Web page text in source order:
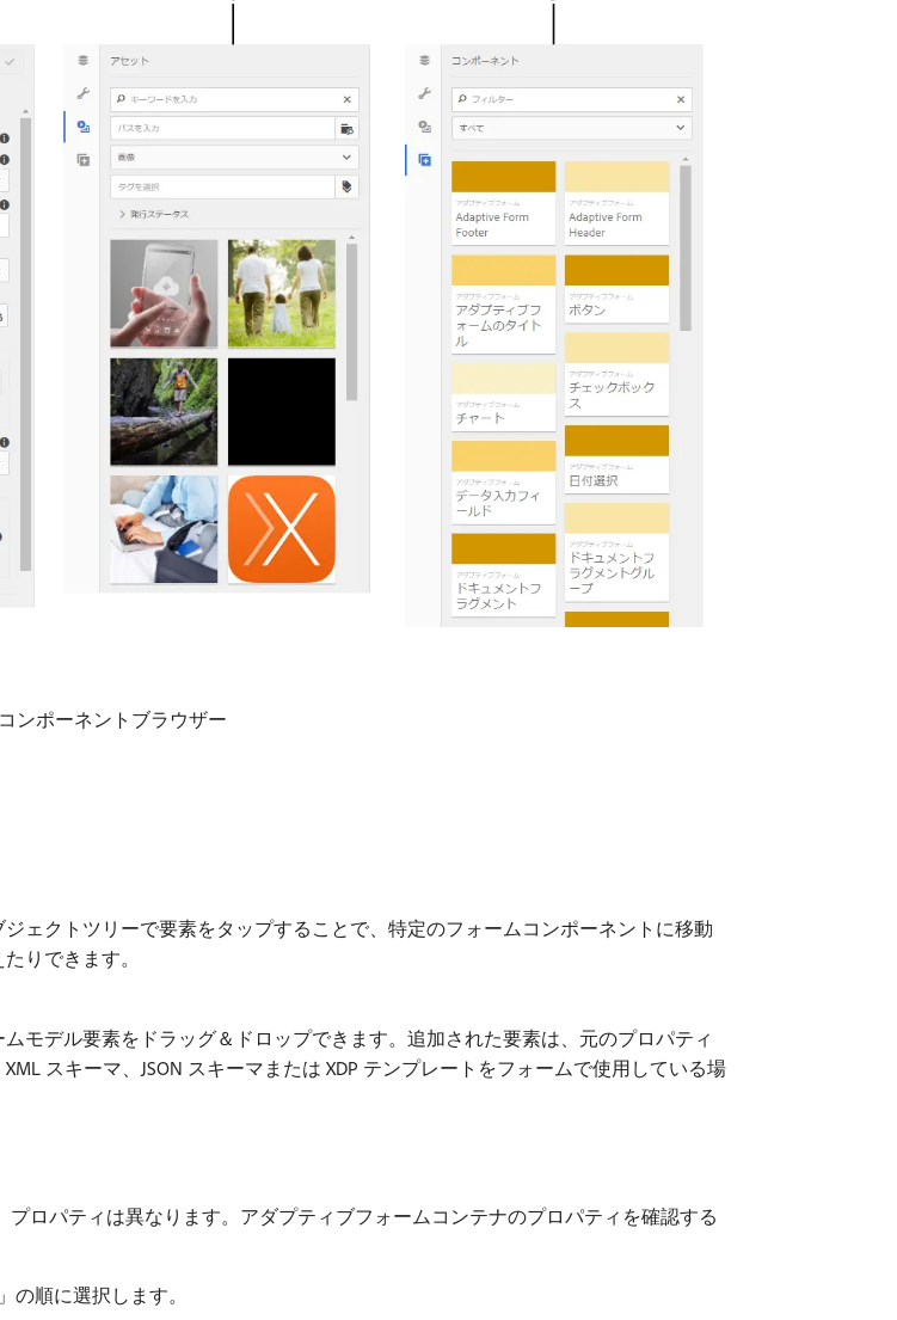
コンポーネントブラウザー
ェクトツリーで要素をタップすることで、特定のフォームコンポーネントに移動
りできます。
モデル要素をドラッグ＆ドロップできます。追加された要素は、元のプロパティ
スキーマ、JSON スキーマまたは XDP テンプレートをフォームで使用している場
ロパティは異なります。アダプティブフォームコンテナのプロパティを確認する
」の順に選択します。